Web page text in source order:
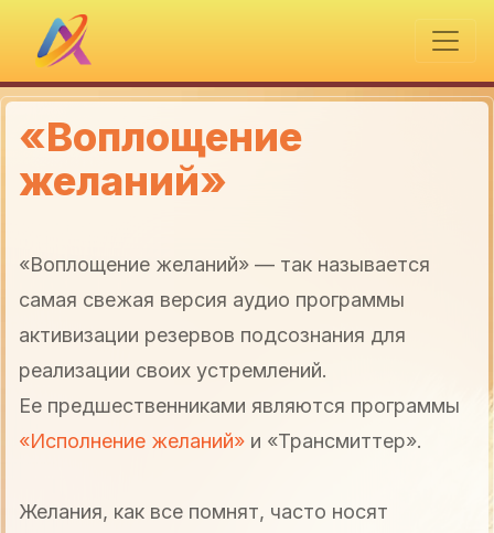
«Воплощение
желаний»
«Воплощение желаний» — так называется
самая свежая версия аудио программы
активизации резервов подсознания для
реализации своих устремлений.
Ее предшественниками являются программы
«Исполнение желаний» и «Трансмиттер».
Желания, как все помнят, часто носят